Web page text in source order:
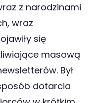
z narodzinami
wraz
się
masową
Był
dotarcia